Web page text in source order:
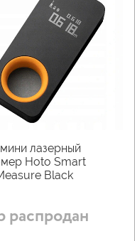
лазерный
Hoto Smart
Black
распродан